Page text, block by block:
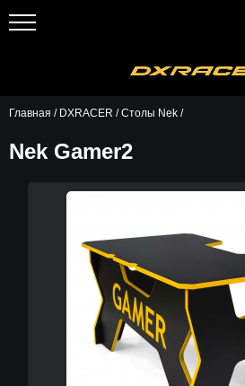
Главная / DXRACER /Столы Nek /
Nek Gamer2